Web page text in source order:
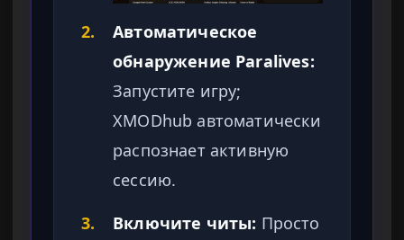
2.
Автоматическое
обнаружение Paralives:
Запустите игру;
XMODhub автоматически
распознает активную
сессию.
3.
Включите читы: Просто